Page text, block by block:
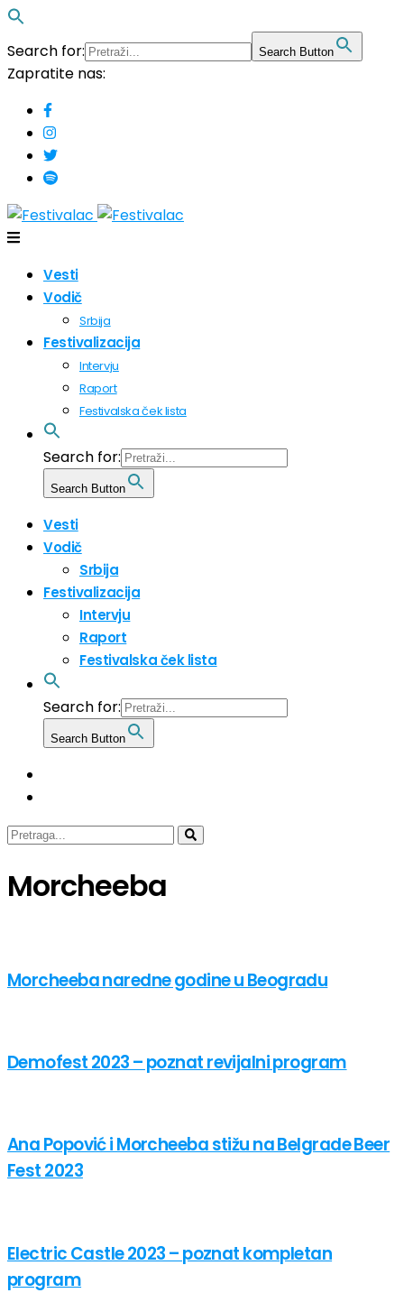
Search for: Search Button
Zapratite nas:
Vesti
Vodič
Srbija
Festivalizacija
Intervju
Raport
Festivalska ček lista
Search for:
Search Button
Vesti
Vodič
Srbija
Festivalizacija
Intervju
Raport
Festivalska ček lista
Search for:
Search Button
Morcheeba
Morcheeba naredne godine u Beogradu
Demofest 2023 – poznat revijalni program
Ana Popović i Morcheeba stižu na Belgrade Beer
Fest 2023
Electric Castle 2023 – poznat kompletan
program